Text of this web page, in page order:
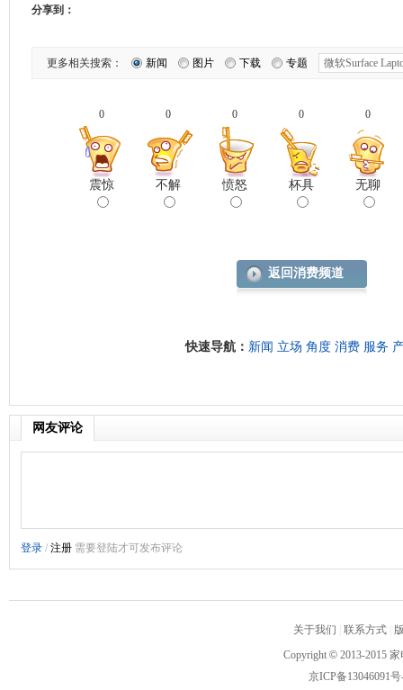
分享到：
更多相关搜索： 新闻 图片 下载 专题
0
震惊
0
不解
0
愤怒
0
杯具
0
无聊
返回消费频道
快速导航： 新闻 立场 角度 消费 服务
网友评论
关于我们 联系方式
Copyright © 2013-2015
京ICP备13046091号